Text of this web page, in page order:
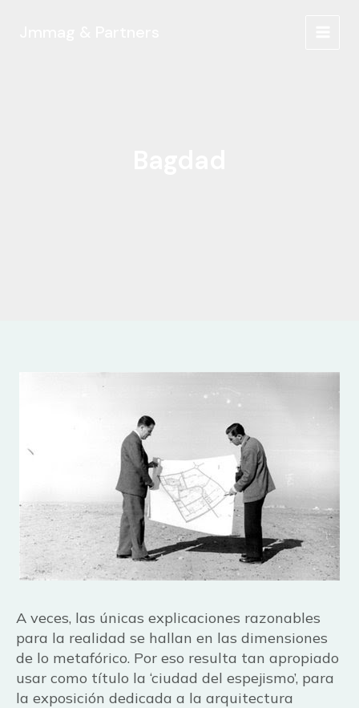
A veces, las únicas explicaciones razonables
para la realidad se hallan en las dimensiones
de lo metafórico. Por eso resulta tan apropiado
usar como título la ‘ciudad del espejismo’, para
la exposición dedicada a la arquitectura